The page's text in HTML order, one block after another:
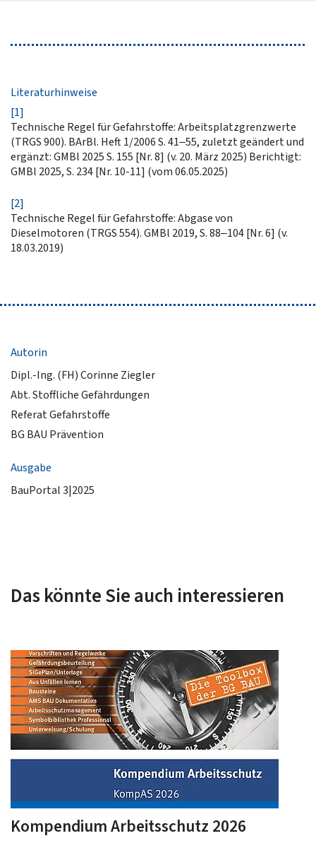
Literaturhinweise
[1]
Technische Regel für Gefahrstoffe: Arbeitsplatzgrenzwerte
(TRGS 900). BArBl. Heft 1/2006 S. 41–55, zuletzt geändert und
ergänzt: GMBl 2025 S. 155 [Nr. 8] (v. 20. März 2025) Berichtigt:
GMBl 2025, S. 234 [Nr. 10-11] (vom 06.05.2025)
[2]
Technische Regel für Gefahrstoffe: Abgase von
Dieselmotoren (TRGS 554). GMBl 2019, S. 88–104 [Nr. 6] (v.
18.03.2019)
Autorin
Dipl.-Ing. (FH) Corinne Ziegler
Abt. Stoffliche Gefährdungen
Referat Gefahrstoffe
BG BAU Prävention
Ausgabe
BauPortal 3|2025
Das könnte Sie auch interessieren
Kompendium Arbeitsschutz 2026